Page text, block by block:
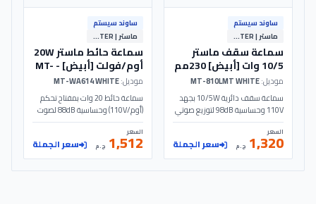
ساوند سيستم
ماستر | MASTER
سماعة سقف ماستر
10/5 وات [أبيض] 230مم
- MT-810LMT - MASTER
موديل:
سماعة سقف دائرية 10/5W بجهد
110V وحساسية 98dB لتوزيع صوتي
نقي. تصميم أبيض بقطر 230مم
للساوند سيستم في المشروعات
والمتاجر. الموديل: MT-810LMT |
MASTER
السعر
1,320 ج.م سعر الجملة
ساوند سيستم
ماستر | MASTER
سماعة حائط ماستر 20W
أوم/فولت [أبيض] - MT-
WA614 - MASTER
موديل:
سماعة حائط 20 وات بمفتاح تحكم
(أوم/110V) وحساسية 88dB لصوت
نقي. تصميم أبيض مع مكبر 4 بوصة
وتويتر لأنظمة الساوند سيستم.
الموديل: MT-WA614 | MASTER
السعر
1,512 ج.م سعر الجملة